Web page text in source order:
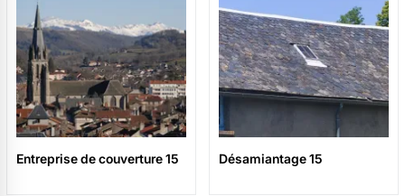
Entreprise de couverture 15 Désamiantage 15